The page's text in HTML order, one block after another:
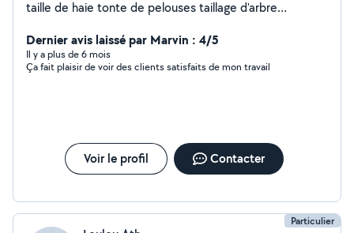
taille de haie tonte de pelouses taillage d'arbre
contacter en mp cordialement.
Dernier avis laissé par Marvin : 4/5
Il y a plus de 6 mois
Ça fait plaisir de voir des clients satisfaits de mon travail
Voir le profil Contacter
Particulier